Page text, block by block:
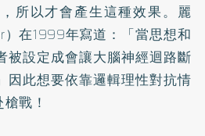
所以才會產生這種效果。麗
在1999年寫道：「當思想和
被設定成會讓大腦神經迴路斷
因此想要依靠邏輯理性對抗情
戰！